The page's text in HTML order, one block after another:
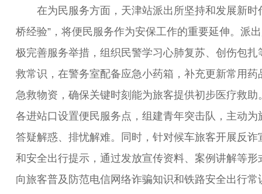
在为民服务方面，天津站派出所坚持和发展新时
桥经验”，将便民服务作为安保工作的重要延伸。派
极完善服务举措，组织民警学习心肺复苏、创伤包扎
救常识，在警务室配备应急小药箱，补充更新常用药
急救物资，确保关键时刻能为旅客提供初步医疗救助
各进站口设置便民服务点，组建青年突击队，主动为
答疑解惑、排忧解难。同时，针对候车旅客开展反诈
和安全出行提示，通过发放宣传资料、案例讲解等形
向旅客普及防范电信网络诈骗知识和铁路安全出行常